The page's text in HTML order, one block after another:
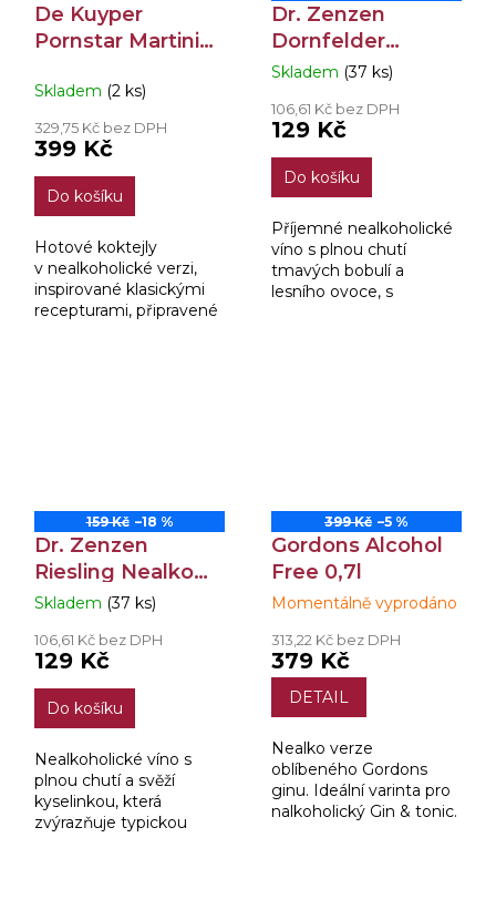
De Kuyper
Pornstar Martini
Skladem (2 ks)
329,75 Kč bez DPH
399 Kč
Do košíku
Hotové koktejly
v nealkoholické verzi,
inspirované klasickými
recepturami, připravené
Dr. Zenzen
Dornfelder
Nealko 0,75l
Průměrné
produktu
je
3,3
5
hvězdiček.
Skladem (37 ks)
106,61 Kč bez DPH
129 Kč
Do košíku
Příjemné nealkoholické
víno s plnou chutí
tmavých bobulí a
lesního ovoce, s
159 Kč –18 %
Dr. Zenzen
Riesling Nealko
0,75l
Průměrné
produktu
je
4,8
5
hvězdiček.
Skladem (37 ks)
106,61 Kč bez DPH
129 Kč
Do košíku
Nealkoholické víno s
plnou chutí a svěží
kyselinkou, která
zvýrazňuje typickou
399 Kč –5 %
Gordons Alcohol
Free 0,7l
Průměrné
produktu
je
3,9
hvězdiček.
Momentálně vyprodáno
313,22 Kč bez DPH
379 Kč
DETAIL
Nealko verze
oblíbeného Gordons
ginu. Ideální varinta pro
nalkoholický Gin & tonic.